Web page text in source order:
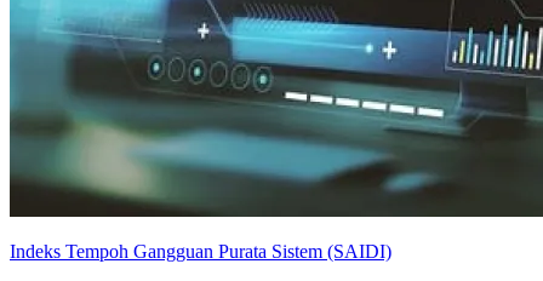
Indeks Tempoh Gangguan Purata Sistem (SAIDI)